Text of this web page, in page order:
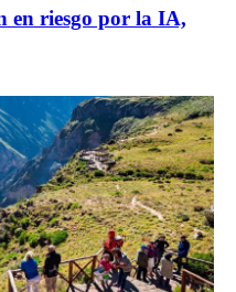
en riesgo por la IA,